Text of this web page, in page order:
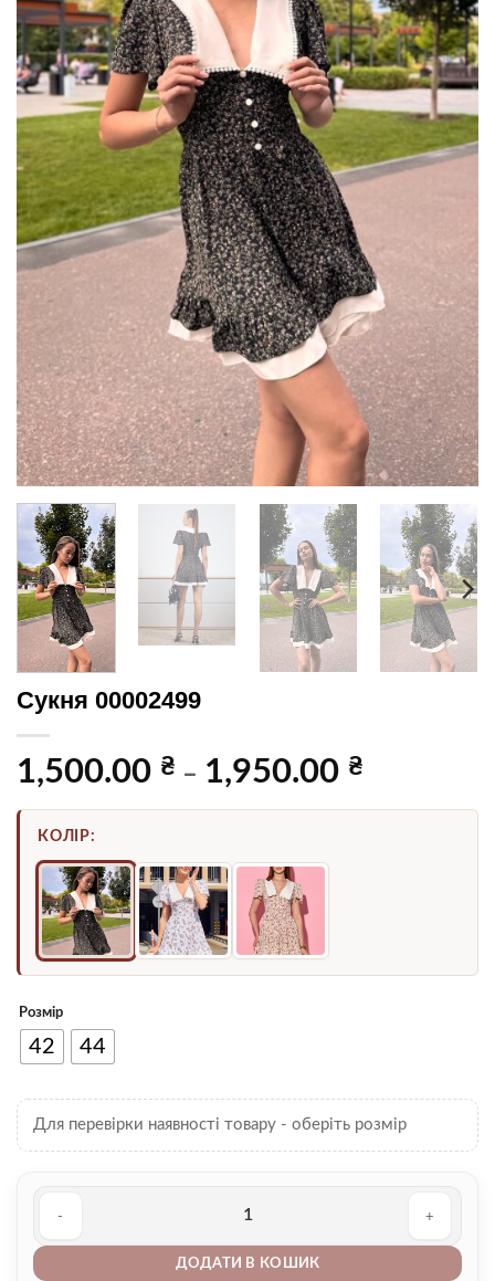
Сукня 00002499
1,500.00 ₴ – 1,950.00 ₴
КОЛІР:
Розмір
42 44
Для перевірки наявності товару - оберіть розмір
ДОДАТИ В КОШИК